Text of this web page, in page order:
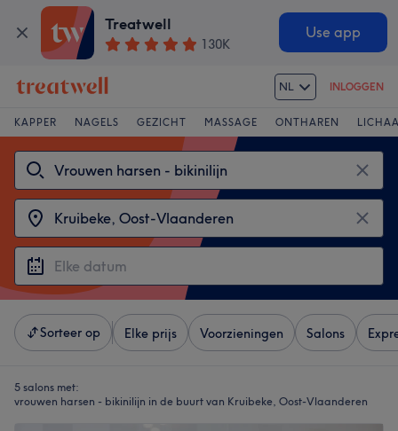
Treatwell
130K
Use app
NL INLOGGEN
KAPPER NAGELS GEZICHT MASSAGE ONTHAREN
Sorteer op Elke prijs Voorzieningen Salons
5 salons met:
vrouwen harsen - bikinilijn in de buurt van Kruibeke, Oost-Vlaanderen